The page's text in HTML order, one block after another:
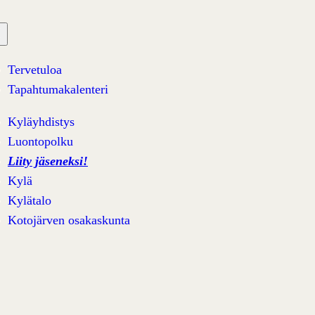
Tervetuloa
Tapahtumakalenteri
Kyläyhdistys
Luontopolku
Liity jäseneksi!
Kylä
Kylätalo
Kotojärven osakaskunta